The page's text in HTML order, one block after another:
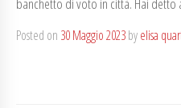
Posted on 30 Maggio 2023byelisa